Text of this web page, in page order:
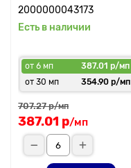
2000000043173
Есть в наличии
от 6 мп
387.01 р/мп
от 30 мп
354.90 р/мп
707.27 р/мп
387.01 р/мп